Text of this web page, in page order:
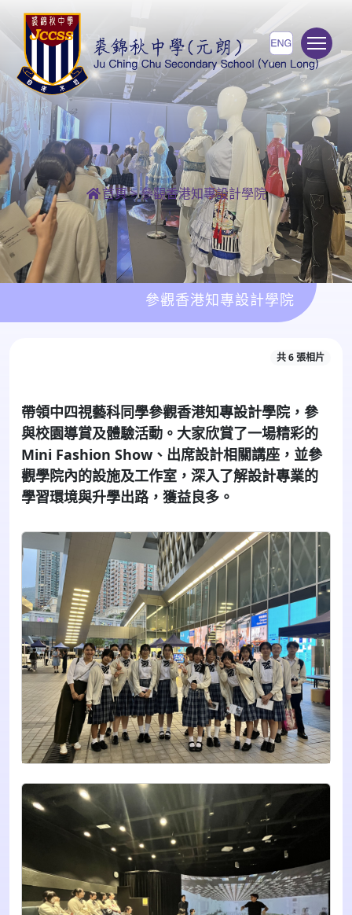
首頁>參觀香港知專設計學院
參觀香港知專設計學院
共 6 張相片
帶領中四視藝科同學參觀香港知專設計學院，參
與校園導賞及體驗活動。大家欣賞了一場精彩的
Mini Fashion Show 、出席設計相關講座，並參
觀學院內的設施及工作室，深入了解設計專業的
學習環境與升學出路，獲益良多。